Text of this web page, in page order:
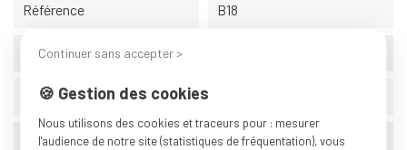
Référence B18
BPA
Origine
Poids (conditionnement) 0.100 kg
Continuer sans accepter >
🍪 Gestion des cookies
Nous utilisons des cookies et traceurs pour : mesurer
l'audience de notre site (statistiques de fréquentation), vous